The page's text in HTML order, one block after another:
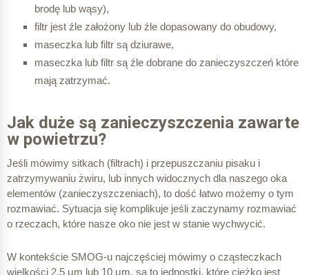
Cząsteczka SMOG PM 2,5
Wirus np. COVID
brodę lub wąsy),
filtr jest źle założony lub źle dopasowany do obudowy,
maseczka lub filtr są dziurawe,
maseczka lub filtr są źle dobrane do zanieczyszczeń które
mają zatrzymać.
Jak duże są zanieczyszczenia zawarte
w powietrzu?
Jeśli mówimy sitkach (filtrach) i przepuszczaniu pisaku i
zatrzymywaniu żwiru, lub innych widocznych dla naszego oka
elementów (zanieczyszczeniach), to dość łatwo możemy o tym
rozmawiać. Sytuacja się komplikuje jeśli zaczynamy rozmawiać
o rzeczach, które nasze oko nie jest w stanie wychwycić.
W kontekście SMOG-u najczęściej mówimy o cząsteczkach
wielkości 2,5 μm lub 10 μm, są to jednostki, które ciężko jest